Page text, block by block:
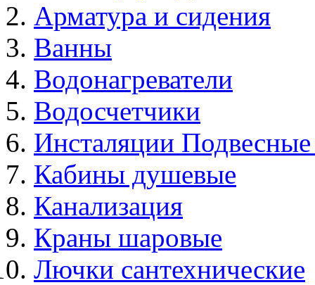
Арматура и сидения
Ванны
Водонагреватели
Водосчетчики
Инсталяции
Кабины душевые
Канализация
Краны шаровые
Лючки сантехнические